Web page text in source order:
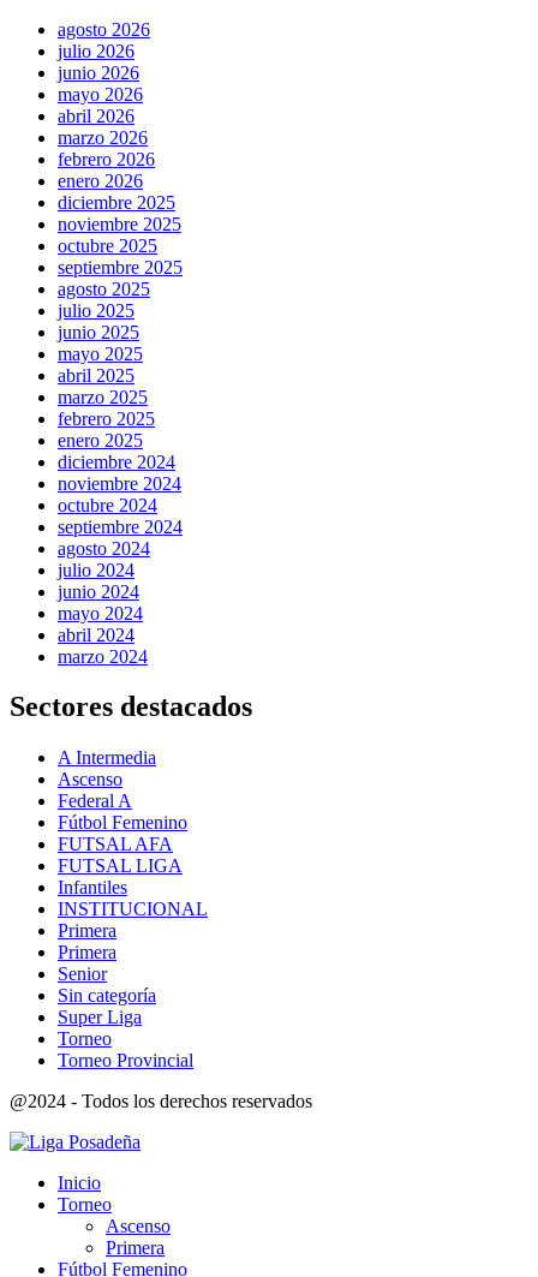
agosto 2026
julio 2026
junio 2026
mayo 2026
abril 2026
marzo 2026
febrero 2026
enero 2026
diciembre 2025
noviembre 2025
octubre 2025
septiembre 2025
agosto 2025
julio 2025
junio 2025
mayo 2025
abril 2025
marzo 2025
febrero 2025
enero 2025
diciembre 2024
noviembre 2024
octubre 2024
septiembre 2024
agosto 2024
julio 2024
junio 2024
mayo 2024
abril 2024
marzo 2024
Sectores destacados
A Intermedia
Ascenso
Federal A
Fútbol Femenino
FUTSAL AFA
FUTSAL LIGA
Infantiles
INSTITUCIONAL
Primera
Primera
Senior
Sin categoría
Super Liga
Torneo
Torneo Provincial
@2024 - Todos los derechos reservados
Inicio
Torneo
Ascenso
Primera
Fútbol Femenino